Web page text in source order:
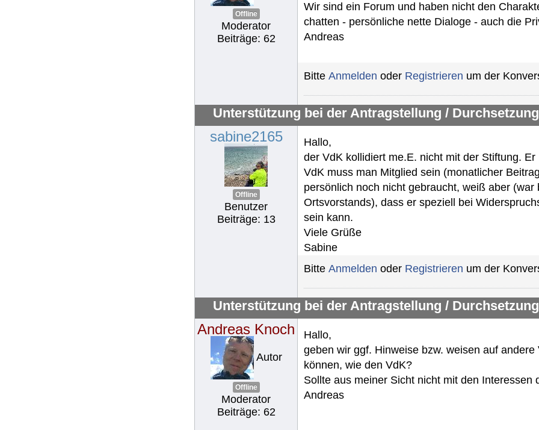
Offline
Moderator
Beiträge: 62
Wir sind ein Forum und haben nicht den
chatten - persönliche nette Dialoge - auch die
Andreas
Bitte Anmelden oder Registrieren um der
Unterstützung bei der Antragstellung / Durchsetzung
sabine2165
Offline
Benutzer
Beiträge: 13
Hallo,
der VdK kollidiert me.E. nicht mit der Stiftung.
VdK muss man Mitglied sein (monatlicher
persönlich noch nicht gebraucht, weiß aber
Ortsvorstands), dass er speziell bei
sein kann.
Viele Grüße
Sabine
Bitte Anmelden oder Registrieren um der
Unterstützung bei der Antragstellung / Durchsetzung
Andreas Knoch
Autor
Offline
Moderator
Beiträge: 62
Hallo,
geben wir ggf. Hinweise bzw. weisen auf
können, wie den VdK?
Sollte aus meiner Sicht nicht mit den Interessen
Andreas